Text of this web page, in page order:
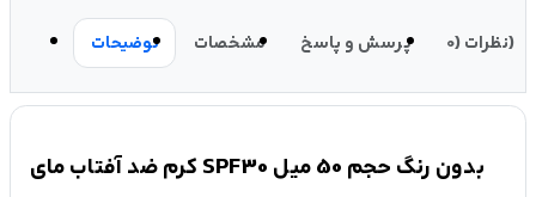
توضیحات مشخصات پرسش و پاسخ نظرات (0)
کرم ضد آفتاب مای SPF30 بدون رنگ حجم 50 میل